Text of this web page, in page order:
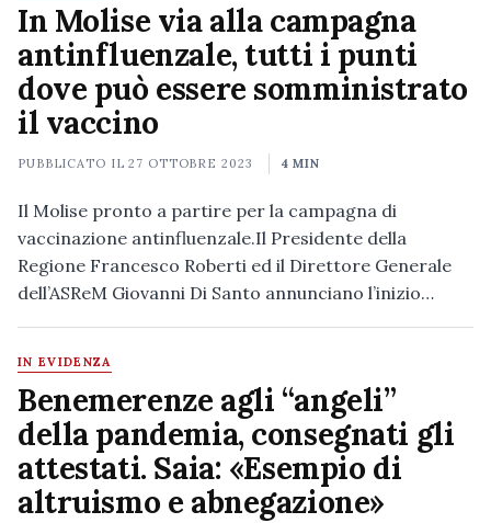
In Molise via alla campagna
antinfluenzale, tutti i punti
dove può essere somministrato
il vaccino
PUBBLICATO IL27 OTTOBRE 2023 4 MIN
Il Molise pronto a partire per la campagna di
vaccinazione antinfluenzale.Il Presidente della
Regione Francesco Roberti ed il Direttore Generale
dell’ASReM Giovanni Di Santo annunciano l’inizio…
IN EVIDENZA
Benemerenze agli “angeli”
della pandemia, consegnati gli
attestati. Saia: «Esempio di
altruismo e abnegazione»